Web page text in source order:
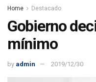
Home Destacado
Gobierno
mínimo
by admin 2019/12/30